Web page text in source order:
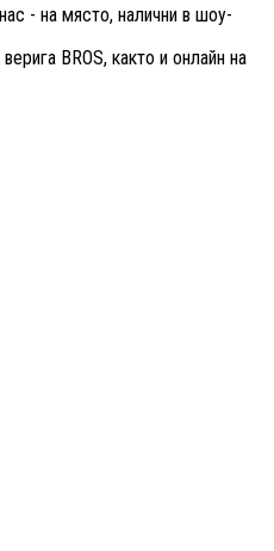
- на място, налични в шоу-
BROS, както и онлайн на